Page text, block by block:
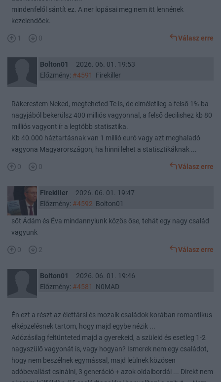
mindenfelől sántít ez. A ner lopásai meg nem itt lennének
kezelendőek.
1 0 Válasz erre
Bolton01
2026. 06. 01. 19:53
Előzmény: #4591 Firekiller
Rákerestem Neked, megteheted Te is, de elméletileg a felső 1%-ba
nagyjából bekerülsz 400 milliós vagyonnal, a felső decilishez kb 80
milliós vagyont ír a legtöbb statisztika.
Kb 40.000 háztartásnak van 1 millió euró vagy azt meghaladó
vagyona Magyarországon, ha hinni lehet a statisztikáknak ...
0 0 Válasz erre
Firekiller
2026. 06. 01. 19:47
Előzmény: #4592 Bolton01
sőt Ádám és Éva mindannyiunk közös őse, tehát egy nagy család
vagyunk
0 2 Válasz erre
Bolton01
2026. 06. 01. 19:46
Előzmény: #4581 N0MAD
Én ezt a részt az élettársi és mozaik családok korában romantikus
elképzelésnek tartom, hogy majd egybe nézik ...
Adózásilag feltünteted majd a gyerekeid, a szüleid és esetleg 1-2
nagyszülő vagyonát is, vagy hogyan? Ismerek nem egy családot,
hogy nem beszélnek egymással, majd leülnek közösen
adóbevallást csinálni, 3 generáció + azok oldalbordái ... Direkt nem